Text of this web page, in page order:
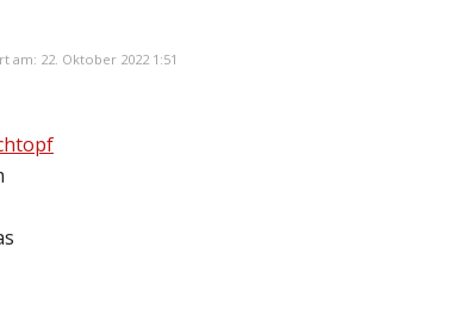
am: 22. Oktober 2022 1:51